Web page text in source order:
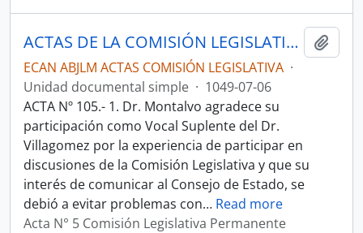
ACTAS DE LA COMISIÓN LEGISLATIVA PERMANENTE 1949
ECAN ABJLM ACTAS COMISIÓN LEGISLATIVA ·
Unidad documental simple · 1049-07-06
ACTA Nº 105.- 1. Dr. Montalvo agradece su
participación como Vocal Suplente del Dr.
Villagomez por la experiencia de participar en
discusiones de la Comisión Legislativa y que su
interés de comunicar al Consejo de Estado, se
debió a evitar problemas con… Read more
Acta N° 5 Comisión Legislativa Permanente